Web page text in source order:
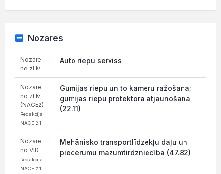
Nozares
Nozare
no zl.lv
Auto riepu serviss
Nozare
no zl.lv
(NACE2)
Redakcija
NACE 2.1
Gumijas riepu un to kameru ražošana;
gumijas riepu protektora atjaunošana
(22.11)
Nozare
no VID
Redakcija
NACE 2.1
Mehānisko transportlīdzekļu daļu un
piederumu mazumtirdzniecība (47.82)